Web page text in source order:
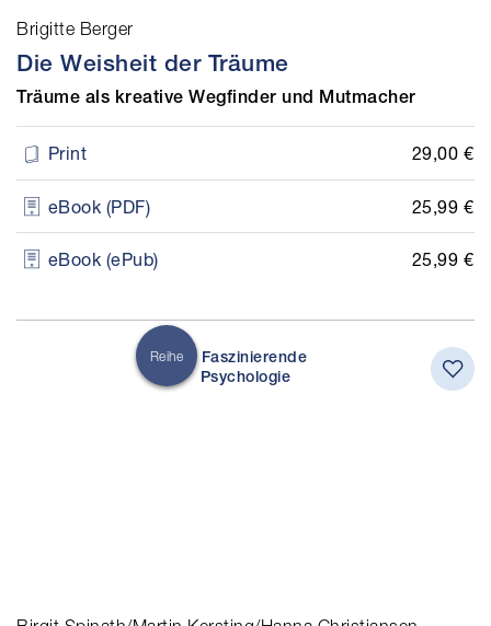
Brigitte Berger
Die Weisheit der Träume
Träume als kreative Wegfinder und Mutmacher
Print 29,00 €
eBook (PDF) 25,99 €
eBook (ePub) 25,99 €